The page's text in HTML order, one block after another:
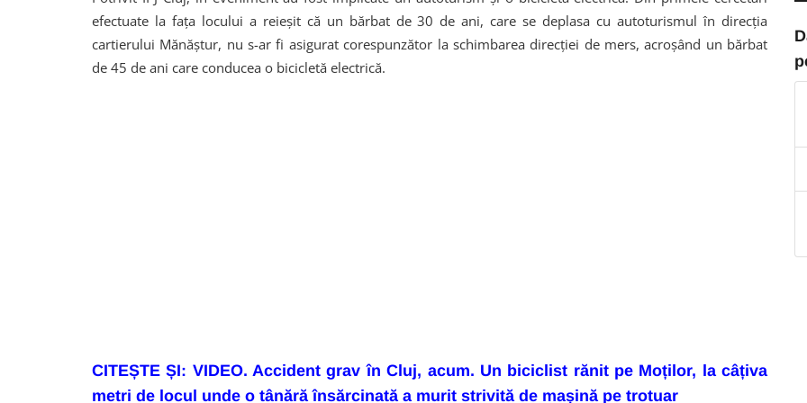
efectuate la fața locului a reieșit că un bărbat de 30 de ani, care se deplasa cu autoturismul în direcția
cartierului Mănăștur, nu s-ar fi asigurat corespunzător la schimbarea direcției de mers, acroșând un bărbat
de 45 de ani care conducea o bicicletă electrică.
CITEȘTE ȘI: VIDEO. Accident grav în Cluj, acum. Un biciclist rănit pe Moților, la câțiva
metri de locul unde o tânără însărcinată a murit strivită de mașină pe trotuar